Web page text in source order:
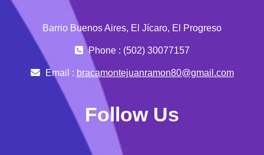
Barrio Buenos Aires, El Jícaro, El Progreso
Phone : (502) 30077157
Email : bracamontejuanramon80@gmail.com
Follow Us